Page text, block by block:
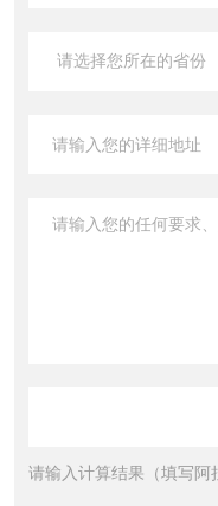
请输入计算结果（填写阿